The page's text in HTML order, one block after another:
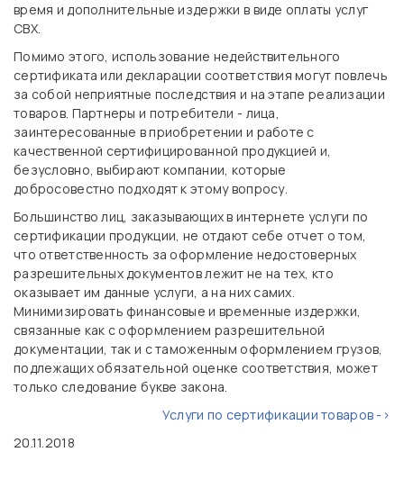
время и дополнительные издержки в виде оплаты услуг
СВХ.
Помимо этого, использование недействительного
сертификата или декларации соответствия могут повлечь
за собой неприятные последствия и на этапе реализации
товаров. Партнеры и потребители - лица,
заинтересованные в приобретении и работе с
качественной сертифицированной продукцией и,
безусловно, выбирают компании, которые
добросовестно подходят к этому вопросу.
Большинство лиц, заказывающих в интернете услуги по
сертификации продукции, не отдают себе отчет о том,
что ответственность за оформление недостоверных
разрешительных документов лежит не на тех, кто
оказывает им данные услуги, а на них самих.
Минимизировать финансовые и временные издержки,
связанные как с оформлением разрешительной
документации, так и с таможенным оформлением грузов,
подлежащих обязательной оценке соответствия, может
только следование букве закона.
Услуги по сертификации товаров ->
20.11.2018